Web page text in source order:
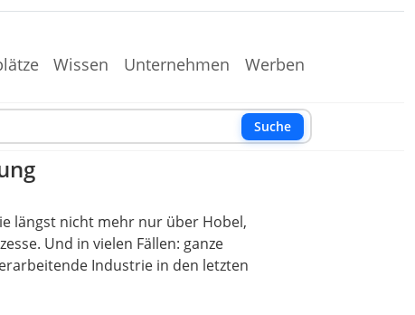
Wissen Unternehmen Werben
Suche
längst nicht mehr nur über Hobel,
Und in vielen Fällen: ganze
Industrie in den letzten